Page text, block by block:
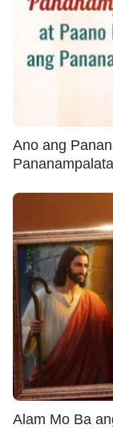
Ano ang
Alam Mo Ba